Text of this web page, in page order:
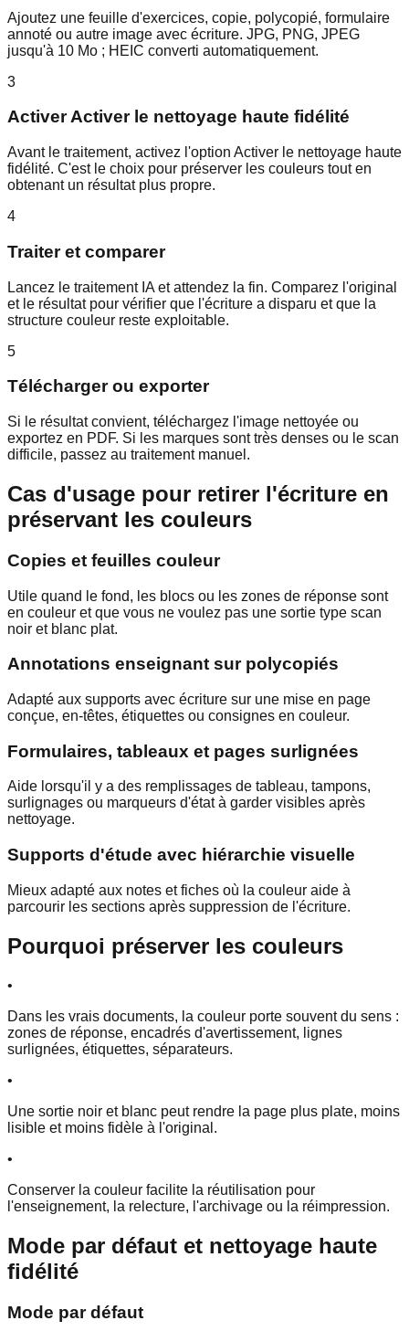
Ajoutez une feuille d'exercices, copie, polycopié, formulaire
annoté ou autre image avec écriture. JPG, PNG, JPEG
jusqu'à 10 Mo ; HEIC converti automatiquement.
3
Activer Activer le nettoyage haute fidélité
Avant le traitement, activez l'option Activer le nettoyage haute
fidélité. C'est le choix pour préserver les couleurs tout en
obtenant un résultat plus propre.
4
Traiter et comparer
Lancez le traitement IA et attendez la fin. Comparez l'original
et le résultat pour vérifier que l'écriture a disparu et que la
structure couleur reste exploitable.
5
Télécharger ou exporter
Si le résultat convient, téléchargez l'image nettoyée ou
exportez en PDF. Si les marques sont très denses ou le scan
difficile, passez au traitement manuel.
Cas d'usage pour retirer l'écriture en
préservant les couleurs
Copies et feuilles couleur
Utile quand le fond, les blocs ou les zones de réponse sont
en couleur et que vous ne voulez pas une sortie type scan
noir et blanc plat.
Annotations enseignant sur polycopiés
Adapté aux supports avec écriture sur une mise en page
conçue, en-têtes, étiquettes ou consignes en couleur.
Formulaires, tableaux et pages surlignées
Aide lorsqu'il y a des remplissages de tableau, tampons,
surlignages ou marqueurs d'état à garder visibles après
nettoyage.
Supports d'étude avec hiérarchie visuelle
Mieux adapté aux notes et fiches où la couleur aide à
parcourir les sections après suppression de l'écriture.
Pourquoi préserver les couleurs
•
Dans les vrais documents, la couleur porte souvent du sens :
zones de réponse, encadrés d'avertissement, lignes
surlignées, étiquettes, séparateurs.
•
Une sortie noir et blanc peut rendre la page plus plate, moins
lisible et moins fidèle à l'original.
•
Conserver la couleur facilite la réutilisation pour
l'enseignement, la relecture, l'archivage ou la réimpression.
Mode par défaut et nettoyage haute
fidélité
Mode par défaut